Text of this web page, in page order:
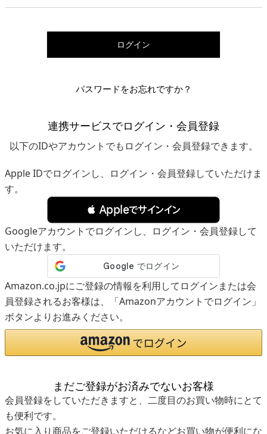
ログイン
パスワードをお忘れですか？
連携サービスでログイン・会員登録
以下のIDやアカウントでもログイン・会員登録できます。
Apple IDでログインし、ログイン・会員登録していただけま
す。
 Appleでサインイン
Googleアカウントでログインし、ログイン・会員登録して
いただけます。
Amazon.co.jpにご登録の情報を利用してログインまたは会
員登録されるお客様は、「Amazonアカウントでログイン」
ボタンよりお進みください。
まだご登録がお済みでないお客様
会員登録をしていただきますと、二度目のお買い物時にとて
も便利です。
お気に入り商品をご登録いただけるなどお買い物が便利にな